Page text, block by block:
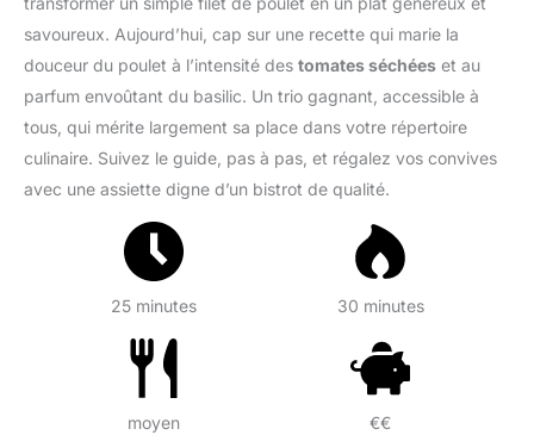
savoureux. Aujourd’hui, cap sur une recette qui marie la
douceur du poulet à l’intensité des tomates séchées et au
parfum envoûtant du basilic. Un trio gagnant, accessible à
tous, qui mérite largement sa place dans votre répertoire
culinaire. Suivez le guide, pas à pas, et régalez vos convives
avec une assiette digne d’un bistrot de qualité.
25 minutes 30 minutes
moyen €€